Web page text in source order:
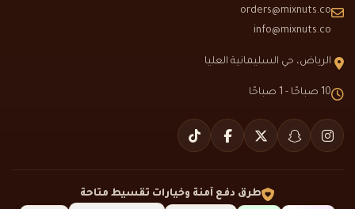
orders@mixnuts.co
info@mixnuts.co
الرياض، حي السليمانية العليا
10 صباحًا - 1 صباحًا
طرق دفع آمنة وخيارات تقسيط متاحة